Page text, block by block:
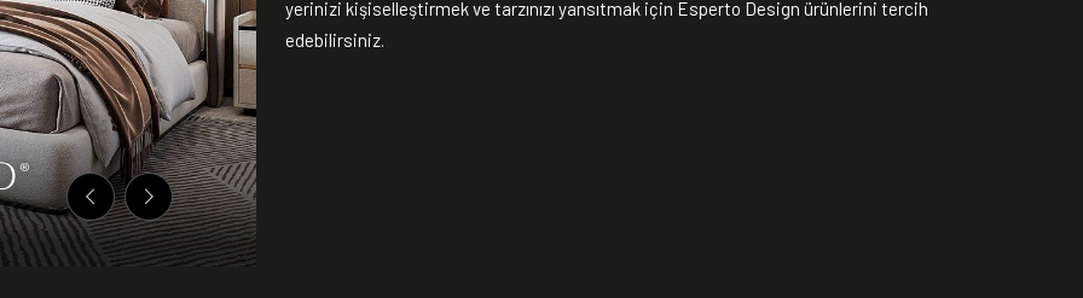
yerinizi kişiselleştirmek ve tarzınızı yansıtmak için Esperto Design ürünlerini tercih
edebilirsiniz.